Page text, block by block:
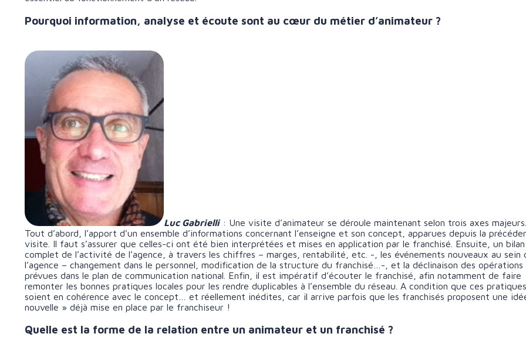
Pourquoi information, analyse et écoute sont au cœur du métier d’animateur ?
Luc Gabrielli: Une visite d’animateur se déroule maintenant selon trois axes majeurs.
Tout d’abord, l’apport d’un ensemble d’informations concernant l’enseigne et son concept, apparues depuis la
visite. Il faut s’assurer que celles-ci ont été bien interprétées et mises en application par le franchisé. Ensuite, un bilan
complet de l’activité de l’agence, à travers les chiffres – marges, rentabilité, etc. -, les événements nouveaux au sein
l’agence – changement dans le personnel, modification de la structure du franchisé…-, et la déclinaison des opérations
prévues dans le plan de communication national. Enfin, il est impératif d’écouter le franchisé, afin notamment de faire
remonter les bonnes pratiques locales pour les rendre duplicables à l’ensemble du réseau. A condition que ces pratiques
soient en cohérence avec le concept… et réellement inédites, car il arrive parfois que les franchisés proposent une
nouvelle » déjà mise en place par le franchiseur !
Quelle est la forme de la relation entre un animateur et un franchisé ?